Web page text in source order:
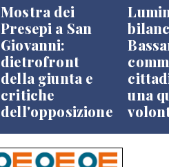
Mostra dei
Presepi a San
Giovanni:
dietrofront
della giunta e
critiche
dell'opposizione
una